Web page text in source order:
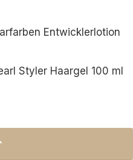
Entwicklerlotion
Styler Haargel 100 ml